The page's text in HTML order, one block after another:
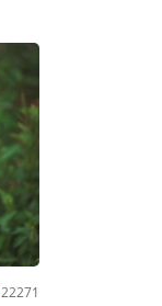
22271